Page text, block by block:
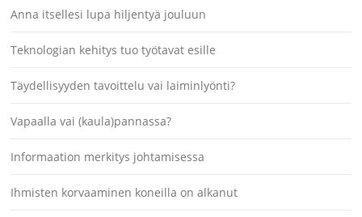
Anna itsellesi lupa hiljentyä jouluun
Teknologian kehitys tuo työtavat esille
Täydellisyyden tavoittelu vai laiminlyönti?
Vapaalla vai (kaula)pannassa?
Informaation merkitys johtamisessa
Ihmisten korvaaminen koneilla on alkanut